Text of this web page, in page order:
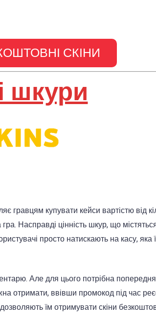
СКІНИ
шкури
гравцям купувати кейси вартістю від
Насправді цінність шкур, що
просто натискають на касу, яка
Але для цього потрібна попередня
отримати, ввівши промокод під час
їм отримувати скіни